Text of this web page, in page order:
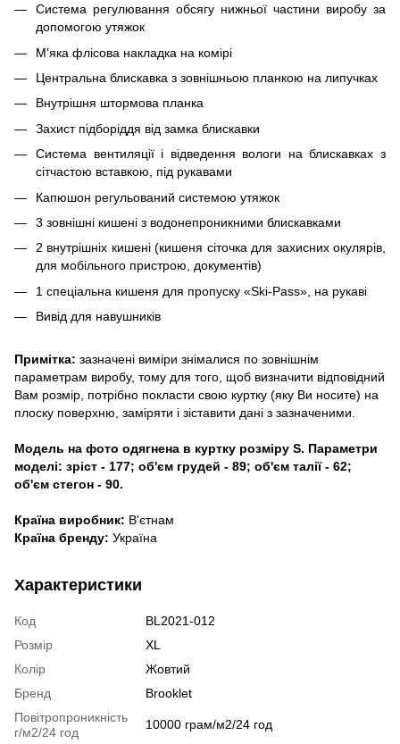
Система регулювання обсягу нижньої частини виробу за
допомогою утяжок
М'яка флісова накладка на комірі
Центральна блискавка з зовнішньою планкою на липучках
Внутрішня штормова планка
Захист підборіддя від замка блискавки
Система вентиляції і відведення вологи на блискавках з
сітчастою вставкою, під рукавами
Капюшон регульований системою утяжок
3 зовнішні кишені з водонепроникними блискавками
2 внутрішніх кишені (кишеня сіточка для захисних окулярів,
для мобільного пристрою, документів)
1 спеціальна кишеня для пропуску «Ski-Pass», на рукаві
Вивід для навушників
Примітка: зазначені виміри знімалися по зовнішнім
параметрам виробу, тому для того, щоб визначити відповідний
Вам розмір, потрібно покласти свою куртку (яку Ви носите) на
плоску поверхню, заміряти і зіставити дані з зазначеними.
Модель на фото одягнена в куртку розміру S. Параметри
моделі: зріст - 177; об'єм грудей - 89; об'єм талії - 62;
об'єм стегон - 90.
Країна виробник: В'єтнам
Країна бренду: Україна
Характеристики
Код
BL2021-012
Розмір
XL
Колір
Жовтий
Бренд
Brooklet
Повітропроникність
г/м2/24 год
10000 грам/м2/24 год